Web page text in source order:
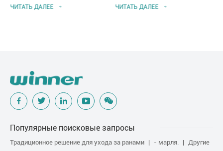
Medical
ЧИТАТЬ ДАЛЕЕ
правительства провинции
ЧИТАТЬ ДАЛЕЕ
Популярные поисковые запросы
Традиционное решение для ухода за ранами - марля.
Другие